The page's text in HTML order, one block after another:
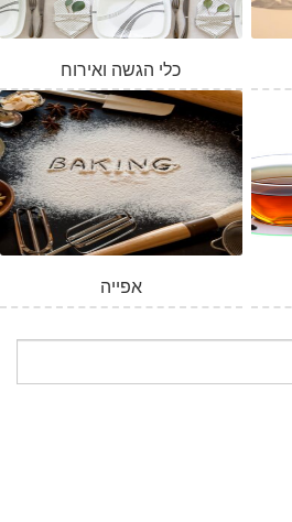
כלי הגשה ואירוח
אפייה